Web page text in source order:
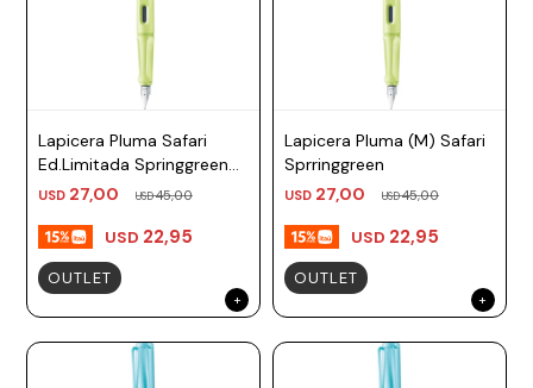
Lapicera Pluma Safari
Ed.Limitada Springgreen
TM, TF Lamy
USD 27,00 USD45,00
USD 22,95
OUTLET
Lapicera Pluma (M) Safari
Sprringgreen
USD 27,00 USD45,00
USD 22,95
OUTLET